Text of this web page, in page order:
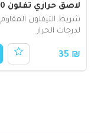
لاصق حراري تفلون 20مم
شريط التيفلون المقاوم
لدرجات الحرار
₪ 35